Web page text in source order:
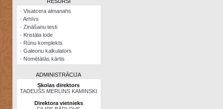
· Visatcera almanahs
· Arhīvs
· Zināšanu testi
· Kristāla lode
· Rūnu komplekts
· Galeonu kalkulators
· Nomētātās kārtis
ADMINISTRĀCIJA
Skolas direktors
TADEUŠS MERLINS KAMINSKI
Direktora vietnieks